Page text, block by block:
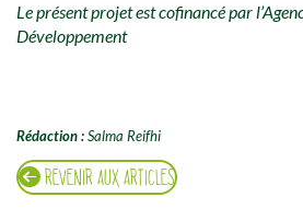
Le présent projet est cofinancépar
Développement
Rédaction :Salma Reifhi
REVENIR AUX ARTICLES